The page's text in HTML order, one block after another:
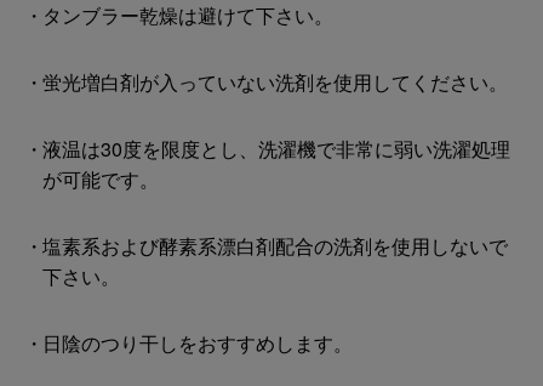
タンブラー乾燥は避けて下さい。
蛍光増白剤が入っていない洗剤を使用してください。
液温は30度を限度とし、洗濯機で非常に弱い洗濯処理
が可能です。
塩素系および酵素系漂白剤配合の洗剤を使用しないで
下さい。
日陰のつり干しをおすすめします。